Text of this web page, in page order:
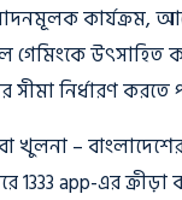
কার্যক্রম,
গেমিংকে উৎসাহিত
নির্ধারণ করতে
খুলনা –
1333 app-এর ক্রীড়া